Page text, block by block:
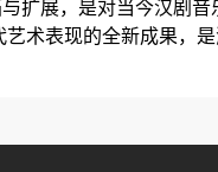
展，是对当今汉剧音
术表现的全新成果，